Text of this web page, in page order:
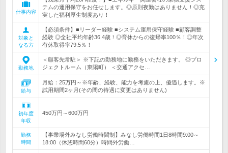
仕事内容
テムの運用保守をお任せします。◎原則夜勤はありません！◎充
実した福利厚生制度あり！
対象と
なる方
【必須条件】■リーダー経験 ■システム運用保守経験 ■顧客調整
経験 ◎全社平均年齢36.4歳！◎育休からの復帰率100％！◎年次
有休取得率79.5％！
勤務地
＜顧客先常駐＞ ※下記の勤務地に勤務をいただきます。 ◎プロ
ジェクトルーム（東陽町） ＜交通アクセ…
給与
月給：25万円～※年齢、経験、能力を考慮の上、優遇します。※
試用期間2ヶ月(その間の待遇に変更はありません)
初年度
年収
450万円～600万円
勤務
時間
【事業場外みなし労働時間制】みなし労働時間1日8時間9:00～
18:00（休憩時間60分）時間外労働…